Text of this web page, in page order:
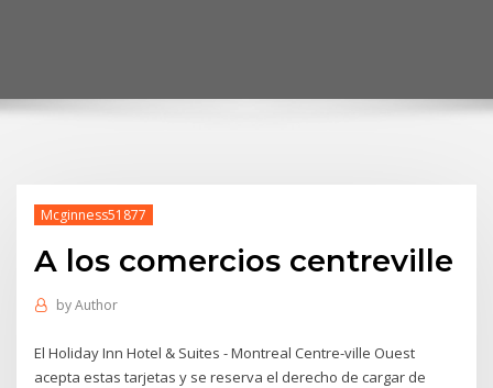
Mcginness51877
A los comercios centreville
byAuthor
El Holiday Inn Hotel & Suites - Montreal Centre-ville Ouest
acepta estas tarjetas y se reserva el derecho de cargar de